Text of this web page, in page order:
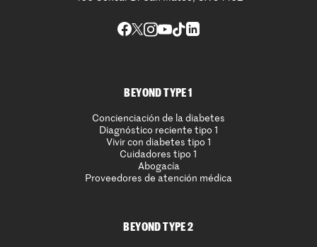
BEYOND TYPE 1
Concienciación de la diabetes
Diagnóstico reciente tipo 1
Vivir con diabetes tipo 1
Cuidadores tipo 1
Abogacía
Proveedores de atención médica
BEYOND TYPE 2